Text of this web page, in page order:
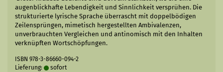
augenblickhafte Lebendigkeit und Sinnlichkeit versprühen. Die
strukturierte lyrische Sprache überrascht mit doppelbödigen
Zeilensprüngen, mimetisch hergestellten Ambivalenzen,
unverbrauchten Vergleichen und antinomisch mit den Inhalten
verknüpften Wortschöpfungen.
ISBN 978-3-86660-094-2
Lieferung:
sofort